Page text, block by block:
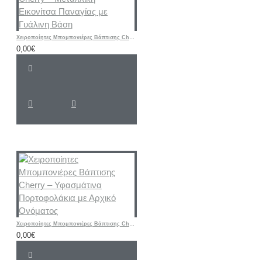
Χειροποίητες Μπομπονιέρες Βάπτισης Cherry – Μεταλλική Εικονίτσα Παναγίας με Γυάλινη Βάση
0,00€
Χειροποίητες Μπομπονιέρες Βάπτισης Cherry – Υφασμάτινα Πορτοφολάκια με Αρχικό Ονόματος
0,00€